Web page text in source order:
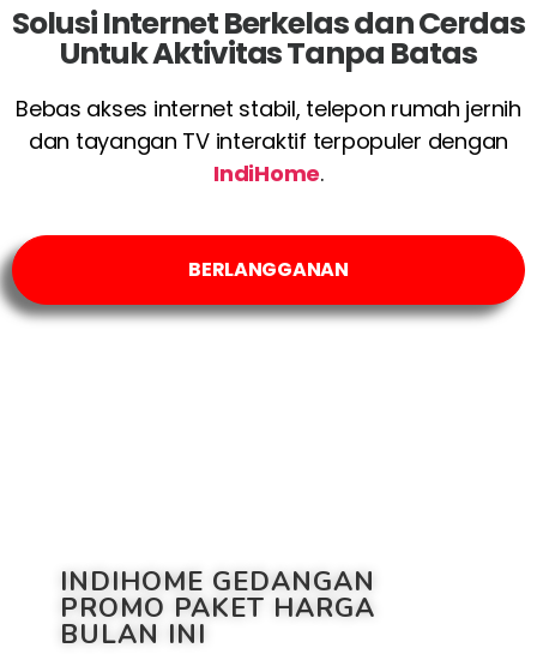
Solusi Internet Berkelas dan Cerdas
Untuk Aktivitas Tanpa Batas
Bebas akses internet stabil, telepon rumah jernih
dan tayangan TV interaktif terpopuler dengan
IndiHome.
BERLANGGANAN
INDIHOME GEDANGAN
PROMO PAKET HARGA
BULAN INI